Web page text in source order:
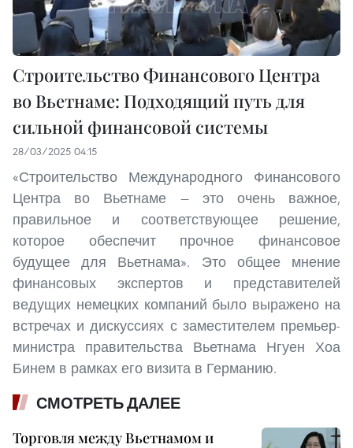
Строительство Финансового Центра
во Вьетнаме: Подходящий путь для
сильной финансовой системы
28/03/2025 04:15
«Строительство Международного Финансового
Центра во Вьетнаме — это очень важное,
правильное и соответствующее решение,
которое обеспечит прочное финансовое
будущее для Вьетнама». Это общее мнение
финансовых экспертов и представителей
ведущих немецких компаний было выражено на
встречах и дискуссиях с заместителем премьер-
министра правительства Вьетнама Нгуен Хоа
Бинем в рамках его визита в Германию.
СМОТРЕТЬ ДАЛЕЕ
Торговля между Вьетнамом и